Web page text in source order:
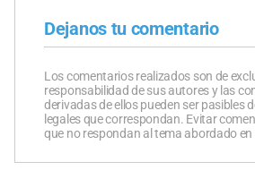
Dejanos tu comentario
Los comentarios realizados son de
responsabilidad de sus autores y las
derivadas de ellos pueden ser pasibles
legales que correspondan. Evitar
que no respondan al tema abordado